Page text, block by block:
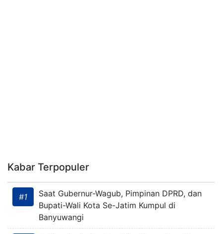
Kabar Terpopuler
#1
Saat Gubernur-Wagub, Pimpinan DPRD, dan
Bupati-Wali Kota Se-Jatim Kumpul di
Banyuwangi